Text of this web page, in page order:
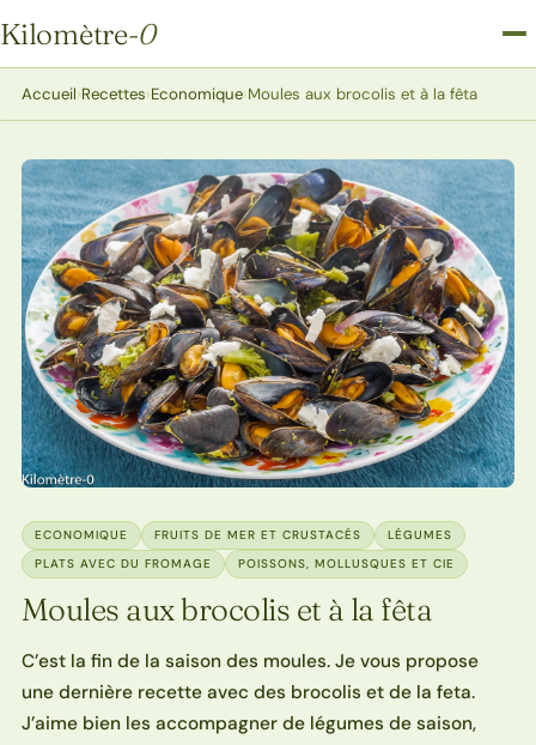
Kilomètre-0
Kilomètre-0
Accueil›Recettes›Economique›Moules aux brocolis et à la fêta
ECONOMIQUE FRUITS DE MER ET CRUSTACÉS
LÉGUMES
PLATS AVEC DU FROMAGE
POISSONS, MOLLUSQUES ET CIE
Moules aux brocolis et à la fêta
C’est la fin de la saison des moules. Je vous propose
une dernière recette avec des brocolis et de la feta.
J’aime bien les accompagner de légumes de saison,